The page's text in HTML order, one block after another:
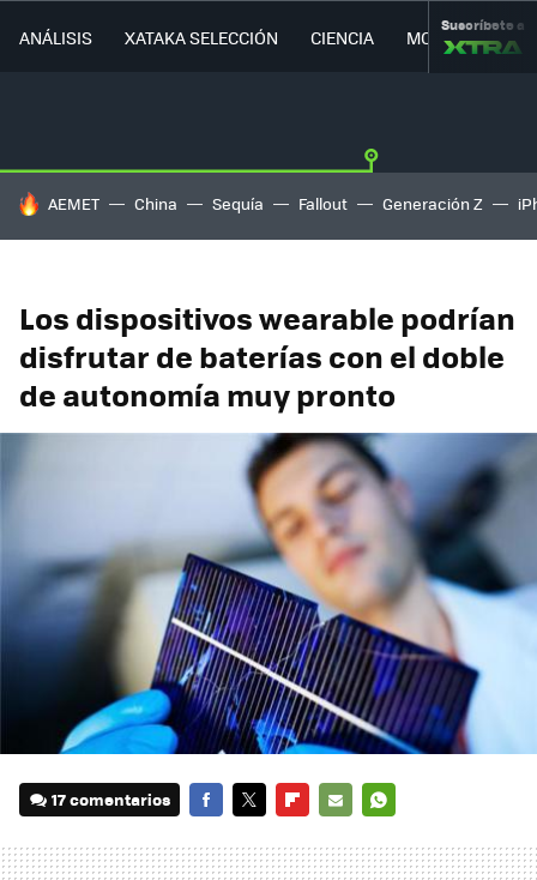
ANÁLISIS XATAKA SELECCIÓN CIENCIA MOVILIDAD
Suscríbete a
HOY SE HABLA DE
AEMET China Sequía Fallout Generación Z
Los dispositivos wearable podrían
disfrutar de baterías con el doble
de autonomía muy pronto
17 comentarios
MAIL